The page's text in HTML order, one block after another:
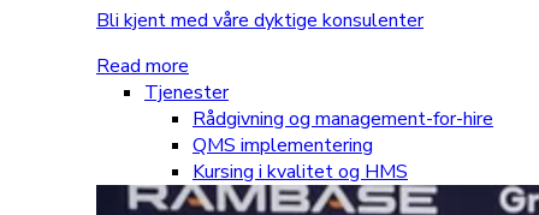
Bli kjent med våre dyktige konsulenter
Read more
Tjenester
Rådgivning og management-for-hire
QMS implementering
Kursing i kvalitet og HMS